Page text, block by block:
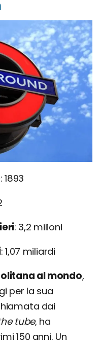
1893
3,2 milioni
1,07 miliardi
al mondo,
per la sua
dai
tube, ha
150 anni. Un